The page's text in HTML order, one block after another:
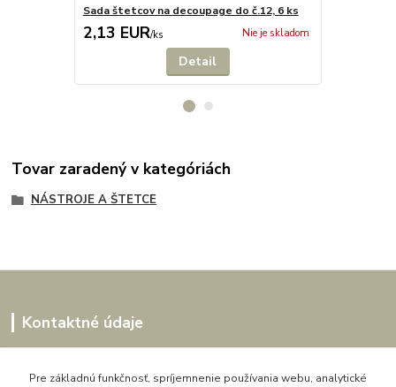
Sada štetcov na decoupage do č.12, 6 ks
2,13 EUR/ks Nie je skladom
Detail
Tovar zaradený v kategóriách
NÁSTROJE A ŠTETCE
Kontaktné údaje
0907864188
Pre základnú funkčnosť, spríjemnenie používania webu, analytické